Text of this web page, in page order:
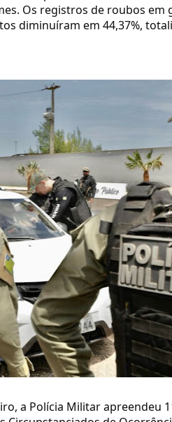
Os registros de roubos em
diminuíram em 44,37%,
a Polícia Militar apreendeu